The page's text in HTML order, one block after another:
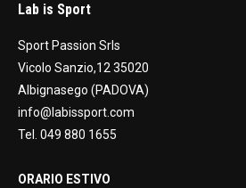
Lab is Sport
Sport Passion Srls
Vicolo Sanzio,12 35020
Albignasego (PADOVA)
info@labissport.com
Tel. 049 880 1655
ORARIO ESTIVO